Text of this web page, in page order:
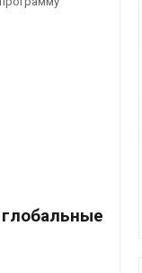
осенней миграцией
для приютов